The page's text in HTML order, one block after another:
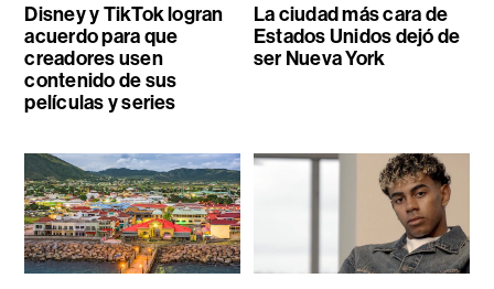
Disney y TikTok logran
acuerdo para que
creadores usen
contenido de sus
películas y series
La ciudad más cara de
Estados Unidos dejó de
ser Nueva York